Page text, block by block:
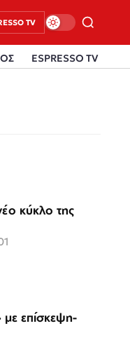
TV
ESPRESSO TV
κύκλο της
με επίσκεψη-